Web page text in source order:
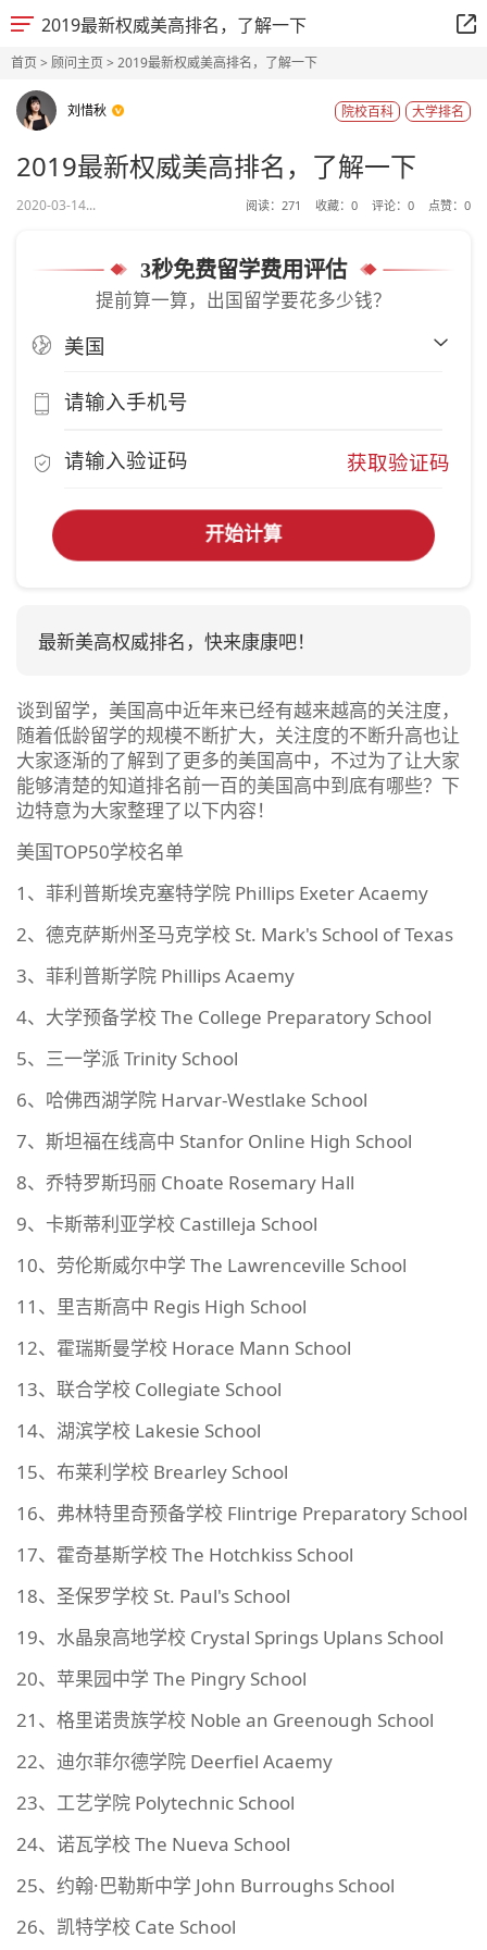
2019最新权威美高排名，了解一下
首页> 顾问主页> 2019最新权威美高排名，了解一下
刘惜秋 大学排名
院校百科
2019最新权威美高排名，了解一下
2020-03-14... 阅读： 271 收藏： 0 评论： 0 点赞： 0
3秒免费留学费用评估
提前算一算，出国留学要花多少钱？
获取验证码
开始计算
最新美高权威排名，快来康康吧！
谈到留学，美国高中近年来已经有越来越高的关注度，
随着低龄留学的规模不断扩大，关注度的不断升高也让
大家逐渐的了解到了更多的美国高中，不过为了让大家
能够清楚的知道排名前一百的美国高中到底有哪些？下
边特意为大家整理了以下内容！
美国TOP50学校名单
1、菲利普斯埃克塞特学院 Phillips Exeter Acaemy
2、德克萨斯州圣马克学校 St. Mark's School of Texas
3、菲利普斯学院 Phillips Acaemy
4、大学预备学校 The College Preparatory School
5、三一学派 Trinity School
6、哈佛西湖学院 Harvar-Westlake School
7、斯坦福在线高中 Stanfor Online High School
8、乔特罗斯玛丽 Choate Rosemary Hall
9、卡斯蒂利亚学校 Castilleja School
10、劳伦斯威尔中学 The Lawrenceville School
11、里吉斯高中 Regis High School
12、霍瑞斯曼学校 Horace Mann School
13、联合学校 Collegiate School
14、湖滨学校 Lakesie School
15、布莱利学校 Brearley School
16、弗林特里奇预备学校 Flintrige Preparatory School
17、霍奇基斯学校 The Hotchkiss School
18、圣保罗学校 St. Paul's School
19、水晶泉高地学校 Crystal Springs Uplans School
20、苹果园中学 The Pingry School
21、格里诺贵族学校 Noble an Greenough School
22、迪尔菲尔德学院 Deerfiel Acaemy
23、工艺学院 Polytechnic School
24、诺瓦学校 The Nueva School
25、约翰·巴勒斯中学 John Burroughs School
26、凯特学校 Cate School